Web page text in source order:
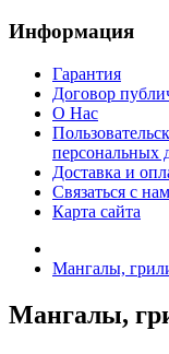
Информация
Гарантия
Договор
О Нас
персональных
Доставка и
Связаться с
Карта сайта
Мангалы,
Мангалы,